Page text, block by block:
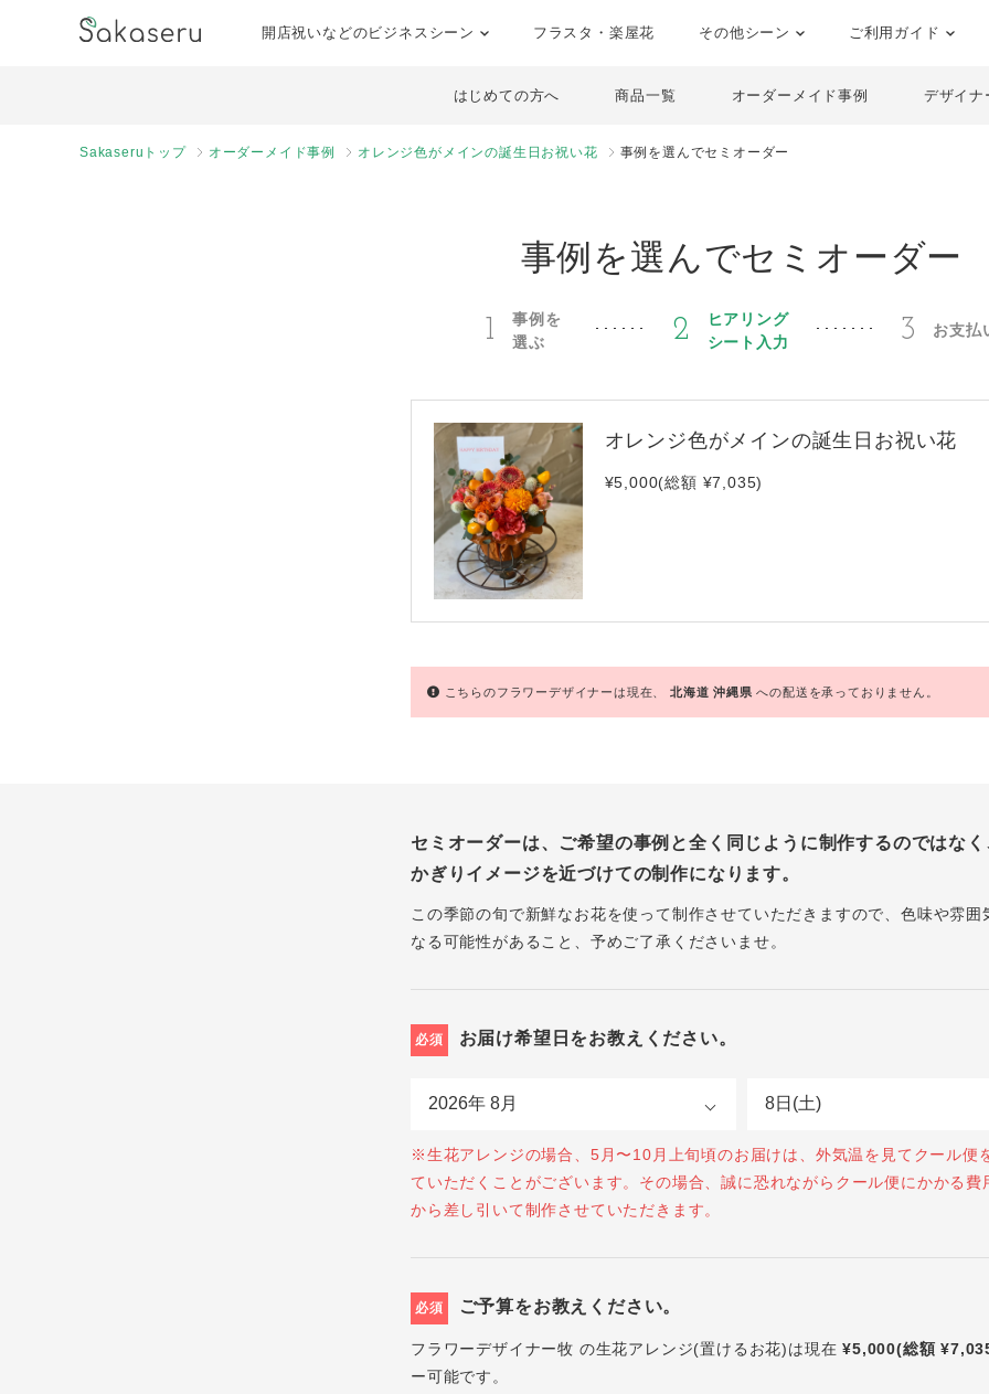
開店祝いなどのビジネスシーン フラスタ・楽屋花 その他シーン ご利用ガイド
はじめての方へ 商品一覧 オーダーメイド事例 デザイナ
Sakaseruトップ オーダーメイド事例 オレンジ色がメインの誕生日お祝い花 事例を選んでセミオーダー
事例を選んでセミオーダー
1
事例を
選ぶ
2
ヒアリング
シート入力
3 お支払
オレンジ色がメインの誕生日お祝い花
¥5,000(総額 ¥7,035)
こちらのフラワーデザイナーは現在、北海道沖縄県への配送を承っておりません。
セミオーダーは、ご希望の事例と全く同じように制作するのではな
かぎりイメージを近づけての制作になります。
この季節の旬で新鮮なお花を使って制作させていただきますので、色味や雰囲
なる可能性があること、予めご了承くださいませ。
必須 お届け希望日をお教えください。
※生花アレンジの場合、5月〜10月上旬頃のお届けは、外気温を見てクール便
ていただくことがございます。その場合、誠に恐れながらクール便にかかる費
から差し引いて制作させていただきます。
必須 ご予算をお教えください。
フラワーデザイナー牧 の生花アレンジ(置けるお花)は現在¥5,000(総額
ー可能です。